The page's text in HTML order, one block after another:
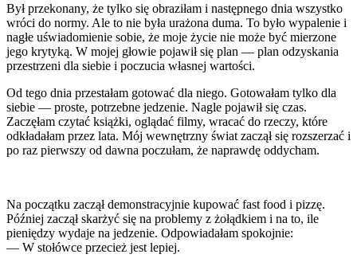
Był przekonany, że tylko się obraziłam i następnego dnia wszystko
wróci do normy. Ale to nie była urażona duma. To było wypalenie i
nagłe uświadomienie sobie, że moje życie nie może być mierzone
jego krytyką. W mojej głowie pojawił się plan — plan odzyskania
przestrzeni dla siebie i poczucia własnej wartości.
Od tego dnia przestałam gotować dla niego. Gotowałam tylko dla
siebie — proste, potrzebne jedzenie. Nagle pojawił się czas.
Zaczęłam czytać książki, oglądać filmy, wracać do rzeczy, które
odkładałam przez lata. Mój wewnętrzny świat zaczął się rozszerzać i
po raz pierwszy od dawna poczułam, że naprawdę oddycham.
Na początku zaczął demonstracyjnie kupować fast food i pizzę.
Później zaczął skarżyć się na problemy z żołądkiem i na to, ile
pieniędzy wydaje na jedzenie. Odpowiadałam spokojnie:
— W stołówce przecież jest lepiej.